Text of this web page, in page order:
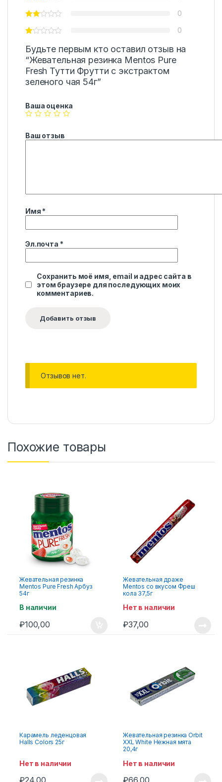
0
0
Будьте первым кто оставил отзыв на
“Жевательная резинка Mentos Pure
Fresh Тутти Фрутти с экстрактом
зеленого чая 54г”
Ваша оценка
Ваш отзыв
Имя *
Эл.почта *
Сохранить моё имя, email и адрес сайта в
этом браузере для последующих моих
комментариев.
Отзывов нет.
Похожие товары
Жевательная резинка
Mentos Pure Fresh Арбуз
54г
В наличии
₽100,00
Жевательная драже
Mentos со вкусом Фреш
кола 37,5г
Нет в наличии
₽37,00
Карамель леденцовая
Halls Colors 25г
Нет в наличии
Жевательная резинка Orbit
XXL White Нежная мята
20,4г
Нет в наличии